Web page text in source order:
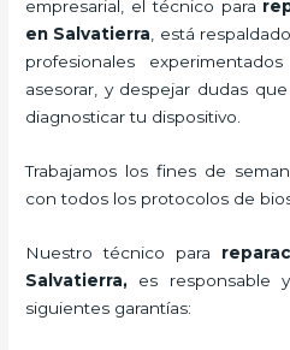
empresarial, el técnico para
en Salvatierra , está
profesionales
asesorar, y despejar dudas
diagnosticar tu dispositivo.
Trabajamos los fines de
con todos los protocolos de
Nuestro técnico para
Salvatierra, es responsable
siguientes garantías: